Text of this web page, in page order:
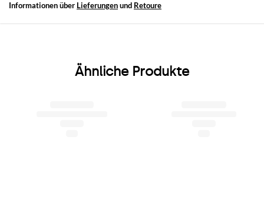
Informationen über Lieferungenund Retoure
Ähnliche Produkte